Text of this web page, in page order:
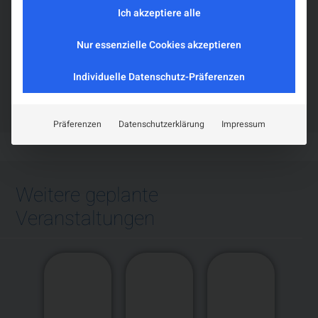
EANS-Fakultäten und Kolleg:innen fördern sollen,
Managementstrategien für komplexe
Weitere geplante
Veranstaltungen
Ich akzeptiere alle
Nur essenzielle Cookies akzeptieren
Individuelle Datenschutz-Präferenzen
Präferenzen Datenschutzerklärung Impressum